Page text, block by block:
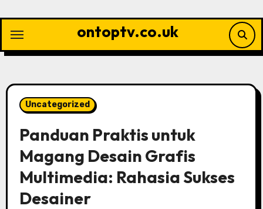
content
ontoptv.co.uk
Uncategorized
Panduan Praktis untuk
Magang Desain Grafis
Multimedia: Rahasia Sukses
Desainer